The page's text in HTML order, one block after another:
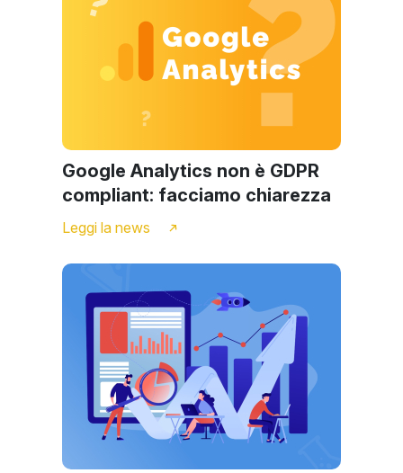
Google Analytics non è GDPR
compliant: facciamo chiarezza
Leggi la news